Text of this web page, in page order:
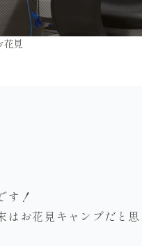
花見
す！
はお花見キャンプだと